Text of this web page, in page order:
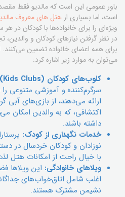
باور عمومی این است که مالدیو فقط
است، اما بسیاری از هتل های معروف
ویژه‌ای را برای خانواده‌ها با کودکان در
در نظر گرفتن نیازهای کودکان و
برای همه اعضای خانواده تضمین می‌کنند.
می‌توان به موارد زیر اشاره کرد:
کلوب‌های کودکان (Kids Clubs):
سرگرم‌کننده و آموزشی متنوعی
ارائه می‌دهند، از بازی‌های آبی
اکتشافی، که به والدین امکان
داشته باشند.
خدمات نگهداری از کودک:
نوزادان و کودکان خردسال در
با خیال راحت از امکانات هتل
ویلاهای خانوادگی: این ویلاها
اغلب شامل اتاق‌خواب‌های
نشیمن مشترک هستند.